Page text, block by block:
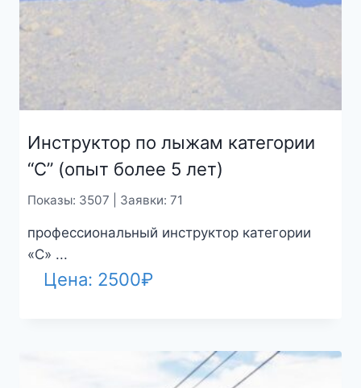
Инструктор по лыжам категории
“С” (опыт более 5 лет)
Показы: 3507 | Заявки: 71
профессиональный инструктор категории
«С» ...
Цена: 2500₽